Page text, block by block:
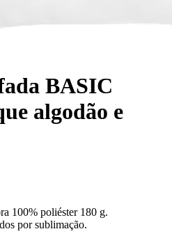
BASIC
algodão e
100% poliéster 180 g.
porsublimação.